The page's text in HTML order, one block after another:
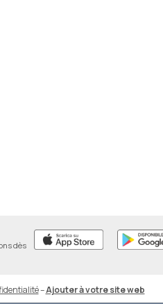
dès
–Ajouter à votre site web